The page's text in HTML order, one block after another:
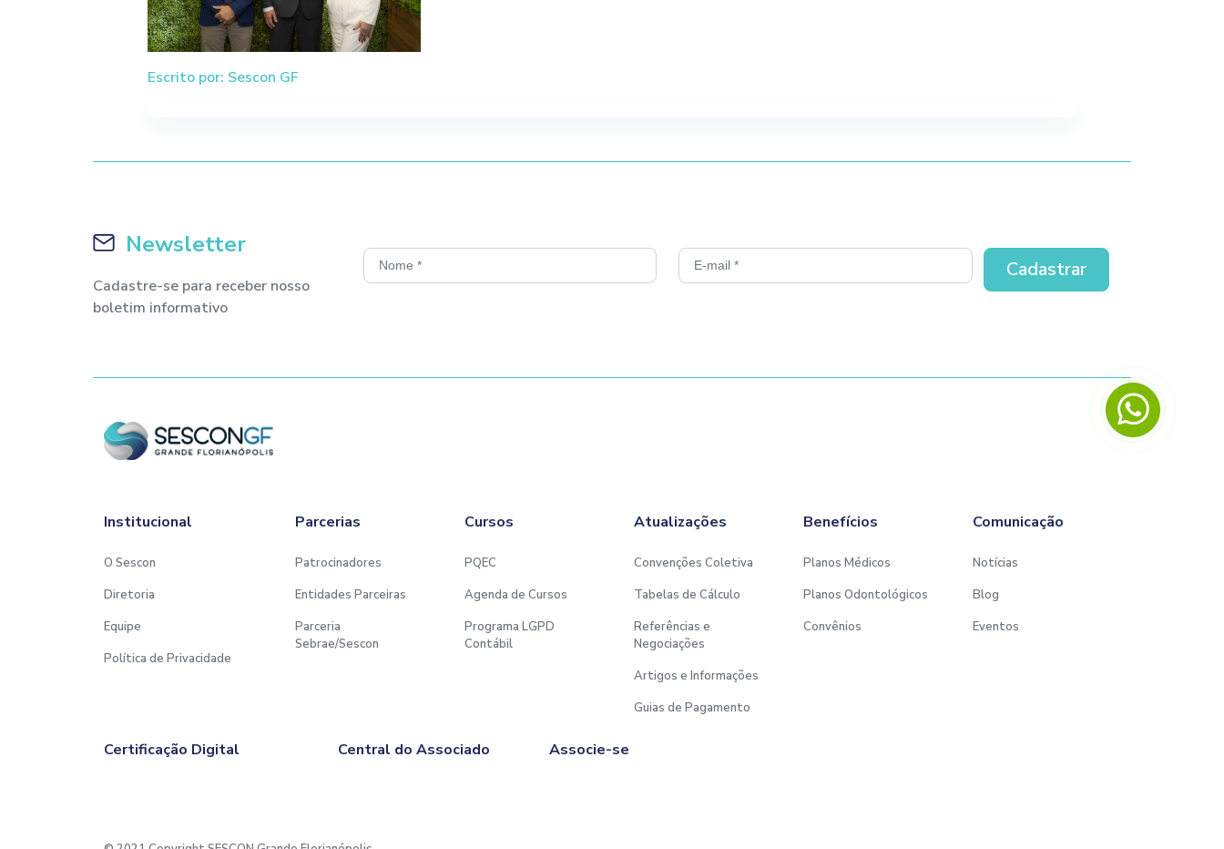
Escrito por: Sescon GF
Newsletter
Cadastre-se para receber nosso
boletim informativo
Institucional
O Sescon
Diretoria
Equipe
Política de Privacidade
Parcerias
Patrocinadores
Entidades Parceiras
Parceria
Sebrae/Sescon
Cursos
PQEC
Agenda de Cursos
Programa LGPD
Contábil
Atualizações
Convenções Coletiva
Tabelas de Cálculo
Referências e
Negociações
Artigos e Informações
Guias de Pagamento
Benefícios
Planos Médicos
Planos Odontológicos
Convênios
Comunicação
Notícias
Blog
Eventos
Certificação Digital Central do Associado Associe-se